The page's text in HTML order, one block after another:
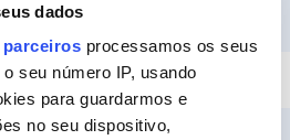
dados
parceiros processamos os seus
seu número IP, usando
para guardarmos e
no seu dispositivo,